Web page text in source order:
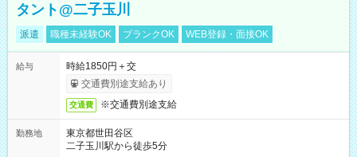
タント@二子玉川
派遣 職種未経験OK ブランクOK WEB登録・面接OK
給与
時給1850円＋交
交通費別途支給あり
交通費 ※交通費別途支給
勤務地
東京都世田谷区
二子玉川駅から徒歩5分